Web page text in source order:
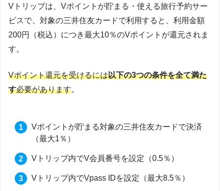
Vトリップは、Vポイントが貯まる・使える旅行予約サー
ビスで、対象の三井住友カードで利用すると、利用金額
200円（税込）につき最大10％のVポイントが還元されま
す。
Vポイント還元を受けるには以下の3つの条件を全て満た
す必要があります。
Vポイントが貯まる対象の三井住友カードで決済
（最大1％）
Vトリップ内でV会員番号を設定（0.5％）
Vトリップ内でVpass IDを設定（最大8.5％）